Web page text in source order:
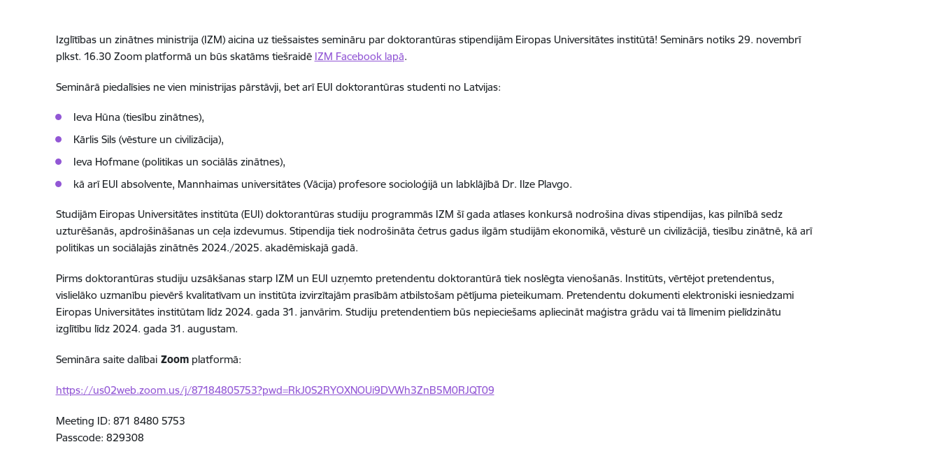
Izglītības un zinātnes ministrija (IZM) aicina uz tiešsaistes semināru par doktorantūras stipendijām Eiropas Universitātes institūtā! Seminārs notiks 29. novembrī
plkst. 16.30 Zoom platformā un būs skatāms tiešraidē IZM Facebook lapā.
Seminārā piedalīsies ne vien ministrijas pārstāvji, bet arī EUI doktorantūras studenti no Latvijas:
Ieva Hūna (tiesību zinātnes),
Kārlis Sils (vēsture un civilizācija),
Ieva Hofmane (politikas un sociālās zinātnes),
kā arī EUI absolvente, Mannhaimas universitātes (Vācija) profesore socioloģijā un labklājībā Dr. Ilze Plavgo.
Studijām Eiropas Universitātes institūta (EUI) doktorantūras studiju programmās IZM šī gada atlases konkursā nodrošina divas stipendijas, kas pilnībā sedz
uzturēšanās, apdrošināšanas un ceļa izdevumus. Stipendija tiek nodrošināta četrus gadus ilgām studijām ekonomikā, vēsturē un civilizācijā, tiesību zinātnē, kā arī
politikas un sociālajās zinātnēs 2024./2025. akadēmiskajā gadā.
Pirms doktorantūras studiju uzsākšanas starp IZM un EUI uzņemto pretendentu doktorantūrā tiek noslēgta vienošanās. Institūts, vērtējot pretendentus,
vislielāko uzmanību pievērš kvalitatīvam un institūta izvirzītajām prasībām atbilstošam pētījuma pieteikumam. Pretendentu dokumenti elektroniski iesniedzami
Eiropas Universitātes institūtam līdz 2024. gada 31. janvārim. Studiju pretendentiem būs nepieciešams apliecināt maģistra grādu vai tā līmenim pielīdzinātu
izglītību līdz 2024. gada 31. augustam.
Semināra saite dalībaiZoomplatformā:
https://us02web.zoom.us/j/87184805753?pwd=RkJ0S2RYOXNOUi9DVWh3ZnB5M0RJQT09
Meeting ID: 871 8480 5753
Passcode: 829308